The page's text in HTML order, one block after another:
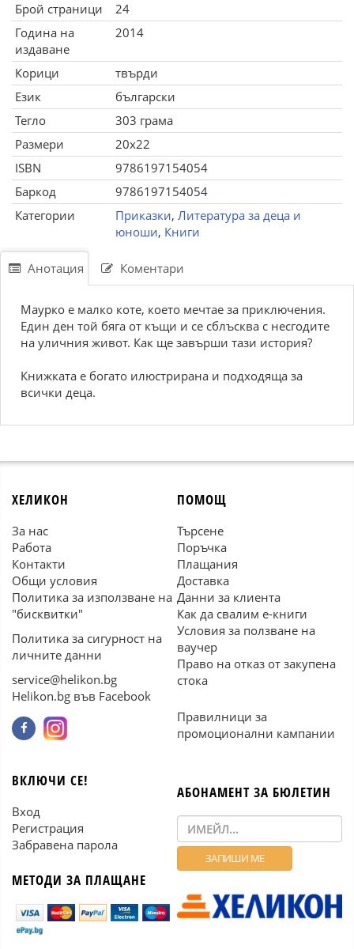
Брой страници
24
Година на
издаване
2014
Корици
твърди
Език
български
Тегло
303 грама
Размери
20x22
ISBN
9786197154054
Баркод
9786197154054
Категории
Приказки, Литература за деца и
юноши, Книги
Анотация Коментари
Маурко е малко коте, което мечтае за приключения.
Един ден той бяга от къщи и се сблъсква с несгодите
на уличния живот. Как ще завърши тази история?
Книжката е богато илюстрирана и подходяща за
всички деца.
ХЕЛИКОН
За нас
Работа
Контакти
Общи условия
Политика за използване на
"бисквитки"
Политика за сигурност на
личните данни
service@helikon.bg
Helikon.bg във Facebook
ПОМОЩ
Търсене
Поръчка
Плащания
Доставка
Данни за клиента
Как да свалим е-книги
Условия за ползване на
ваучер
Право на отказ от закупена
стока
Правилници за
промоционални кампании
ВКЛЮЧИ СЕ!
Вход
Регистрация
Забравена парола
МЕТОДИ ЗА ПЛАЩАНЕ
АБОНАМЕНТ ЗА БЮЛЕТИН